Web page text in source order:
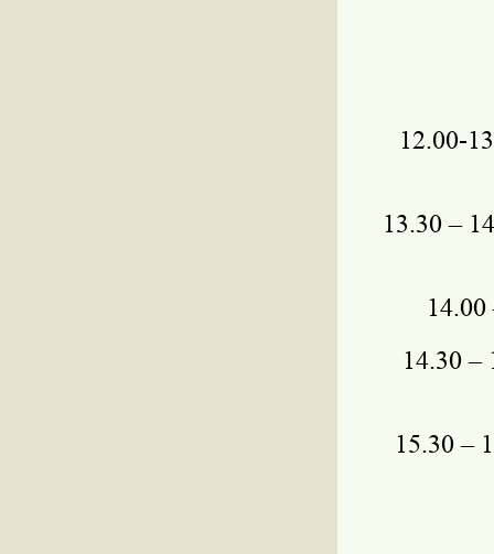
12.00-
13.30 –
14.30 –
15.30 –